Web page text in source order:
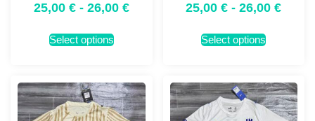
25,00 € - 26,00 €
Select options
25,00€ - 26,00€
Select options